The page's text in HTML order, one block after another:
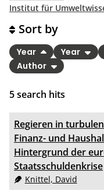
Institut für
5search hits
Sort by
Year Year
Author
Regieren in
Finanz- und
Hintergrund der
Staatsschuldenkrise
Knittel, David